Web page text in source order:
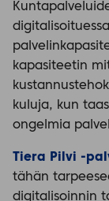
kapasiteetin
kuluja, kun
ongelmia
Tiera Pilvi -
tähän
digitalisoinnin